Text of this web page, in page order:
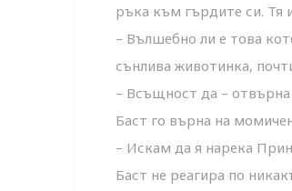
ръка към гърдите си. Тя
– Вълшебно ли е това
сънлива животинка,
– Всъщност да – отвърна
Баст го върна на
– Искам да я нарека
Баст не реагира по